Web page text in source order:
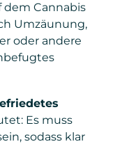
dem Cannabis
Umzäunung,
oder andere
Es muss
sodass klar